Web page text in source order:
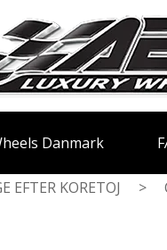
Danmark
EFTER KORETOJ >